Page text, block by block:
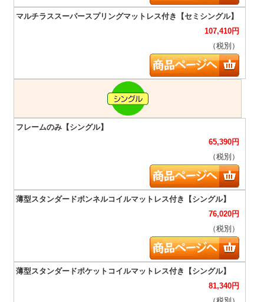
107,410円
（税別）
65,390円
（税別）
76,020円
（税別）
81,340円